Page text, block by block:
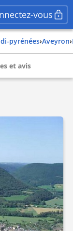
vous
pyrénées› aveyron›
et avis